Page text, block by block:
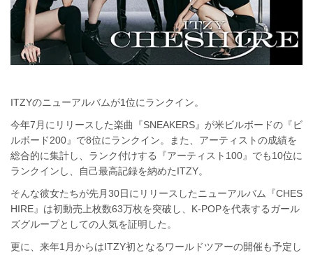
ITZYのニューアルバムが1位にランクイン。
今年7月にリリースした楽曲『SNEAKERS』が米ビルボードの『ビ
ルボード200』で8位にランクイン。また、アーティストの成績を
総合的に集計し、ランク付けする『アーティスト100』でも10位に
ランクインし、自己最高記録を納めたITZY。
そんな彼女たちが先月30日にリリースしたニューアルバム『CHES
HIRE』は初動売上枚数63万枚を突破し、K-POPを代表するガール
ズグループとしての人気を証明した。
更に、来年1月からはITZY初となるワールドツアーの開催も予定し